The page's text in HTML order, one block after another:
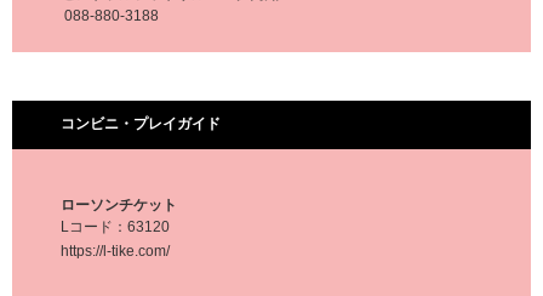
088-880-3188
コンビニ・プレイガイド
ローソンチケット
Lコード：63120
https://l-tike.com/